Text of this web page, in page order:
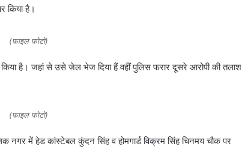
किया है।
(फाइल फोटो)
है। जहां से उसे जेल भेज दिया हैं वहीं पुलिस फरार दूसरे आरोपी की तलाश
(फाइल फोटो)
नगर में हेड कांस्टेबल कुंदन सिंह व होमगार्ड विक्रम सिंह चिनमय चौक पर